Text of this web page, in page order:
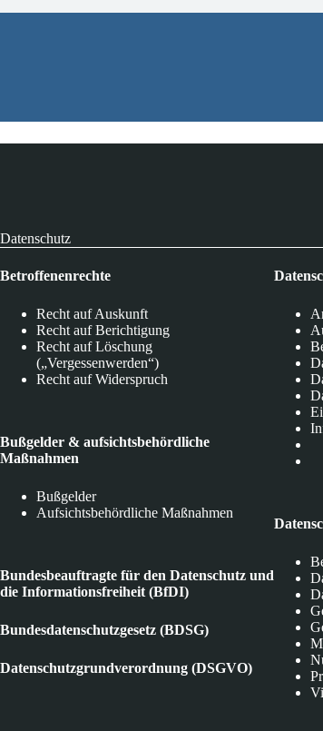
Datenschutz
Betroffenenrechte
Recht auf Auskunft
Recht auf Berichtigung
Recht auf Löschung
(„Vergessenwerden“)
Recht auf Widerspruch
Bußgelder & aufsichtsbehördliche
Maßnahmen
Bußgelder
Aufsichtsbehördliche Maßnahmen
Bundesbeauftragte für den Datenschutz und
die Informationsfreiheit (BfDI)
Bundesdatenschutzgesetz (BDSG)
Datenschutzgrundverordnung (DSGVO)